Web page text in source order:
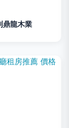
鼎龍木業